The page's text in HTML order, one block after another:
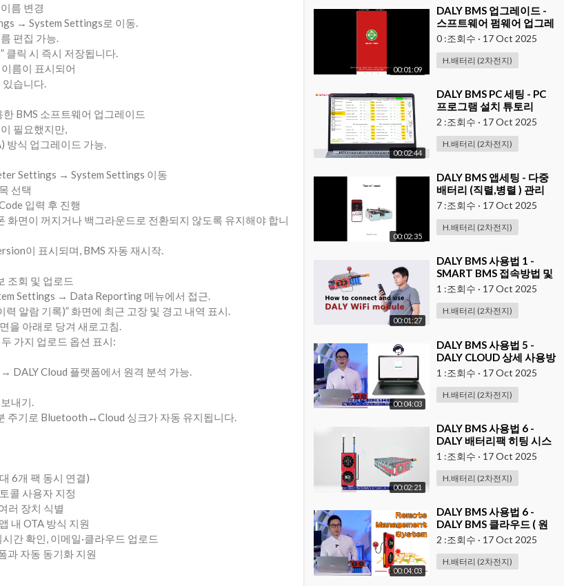
00:01:09
⁣DALY BMS 업그레이드 -
스프트웨어 펌웨어 업그레
이드 방법
0 :조회수 · 17 Oct 2025
H.배터리 (2차전지)
00:02:44
⁣DALY BMS PC 세팅 - PC
프로그램 설치 튜토리
2 :조회수 · 17 Oct 2025
H.배터리 (2차전지)
00:02:35
⁣DALY BMS 앱세팅 - 다중
배터리 (직렬,병렬 ) 관리
7 :조회수 · 17 Oct 2025
H.배터리 (2차전지)
00:01:27
⁣DALY BMS 사용법 1 -
SMART BMS 접속방법 및
모니터링 방법
1 :조회수 · 17 Oct 2025
H.배터리 (2차전지)
00:04:03
⁣DALY BMS 사용법 5 -
DALY CLOUD 상세 사용방
법 2
1 :조회수 · 17 Oct 2025
H.배터리 (2차전지)
00:02:21
⁣DALY BMS 사용법 6 -
DALY 배터리팩 히팅 시스
템 지원 ( 보온 )
1 :조회수 · 17 Oct 2025
H.배터리 (2차전지)
00:04:03
⁣DALY BMS 사용법 6 -
DALY BMS 클라우드 ( 원
격접속 아이디 부여 )
2 :조회수 · 17 Oct 2025
H.배터리 (2차전지)
름 변경
→ System Settings로 이동.
편집 가능.
클릭 시 즉시 저장됩니다.
름이 표시되어
있습니다.
BMS 소프트웨어 업그레이드
필요했지만,
방식 업그레이드 가능.
Settings → System Settings 이동
선택
입력 후 진행
화면이 꺼지거나 백그라운드로 전환되지 않도록 유지해야 합니
이 표시되며, BMS 자동 재시작.
조회 및 업로드
Settings → Data Reporting 메뉴에서 접근.
알람 기록)” 화면에 최근 고장 및 경고 내역 표시.
을 아래로 당겨 새로고침.
가지 업로드 옵션 표시:
DALY Cloud 플랫폼에서 원격 분석 가능.
내기.
주기로 Bluetooth↔Cloud 싱크가 자동 유지됩니다.
6개 팩 동시 연결)
콜 사용자 지정
러 장치 식별
내 OTA 방식 지원
간 확인, 이메일·클라우드 업로드
과 자동 동기화 지원